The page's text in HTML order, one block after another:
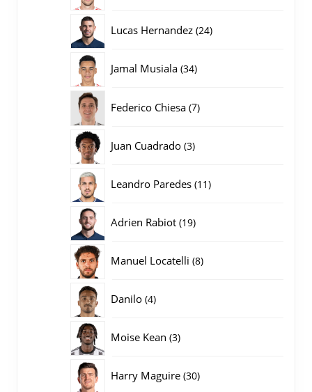
Lucas Hernandez 2424
Jamal Musiala 3434
Federico Chiesa 77
Juan Cuadrado 33
Leandro Paredes 1111
Adrien Rabiot 1919
Manuel Locatelli 88
Danilo 44
Moise Kean 33
Harry Maguire 3030